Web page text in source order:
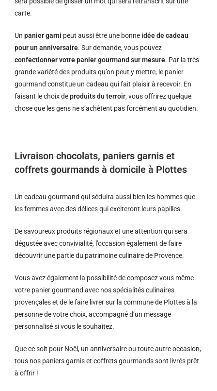
carte.
Un panier garni peut aussi être une bonne idée de cadeau
pour un anniversaire. Sur demande, vous pouvez
confectionner votre panier gourmand sur mesure. Par la très
grande variété des produits qu’on peut y mettre, le panier
gourmand constitue un cadeau qui fait plaisir à recevoir. En
faisant le choix deproduits du terroir, vous offrirez quelque
chose que les gens ne s’achètent pas forcément au quotidien.
Livraison chocolats, paniers garnis et
coffrets gourmands à domicile à Plottes
Un cadeau gourmand qui séduira aussi bien les hommes que
les femmes avec des délices qui exciteront leurs papilles.
De savoureux produits régionaux et une attention qui sera
dégustée avec convivialité, l’occasion également de faire
découvrir une partie du patrimoine culinaire de Provence.
Vous avez également la possibilité de composez vous même
votre panier gourmand avec nos spécialités culinaires
provençales et de le faire livrer sur la commune de Plottes à la
personne de votre choix, accompagné d’un message
personnalisé si vous le souhaitez.
Que ce soit pour Noël, un anniversaire ou toute autre occasion,
tous nos paniers garnis et coffrets gourmands sont livrés prêt
à offrir !